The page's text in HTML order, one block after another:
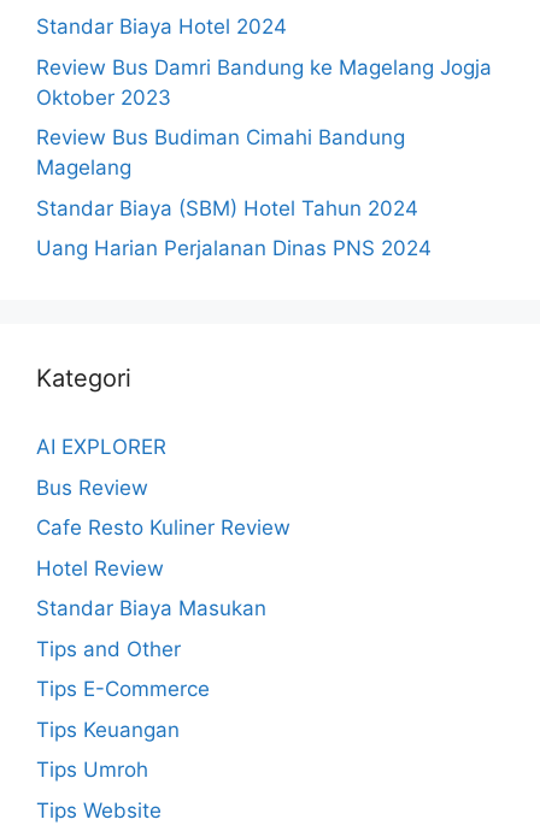
Standar Biaya Hotel 2024
Review Bus Damri Bandung ke Magelang Jogja
Oktober 2023
Review Bus Budiman Cimahi Bandung
Magelang
Standar Biaya (SBM) Hotel Tahun 2024
Uang Harian Perjalanan Dinas PNS 2024
Kategori
AI EXPLORER
Bus Review
Cafe Resto Kuliner Review
Hotel Review
Standar Biaya Masukan
Tips and Other
Tips E-Commerce
Tips Keuangan
Tips Umroh
Tips Website